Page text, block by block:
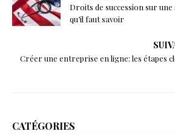
Droits de succession sur une
qu’il faut savoir
Créer une entreprise en ligne: les étapes
CATÉGORIES